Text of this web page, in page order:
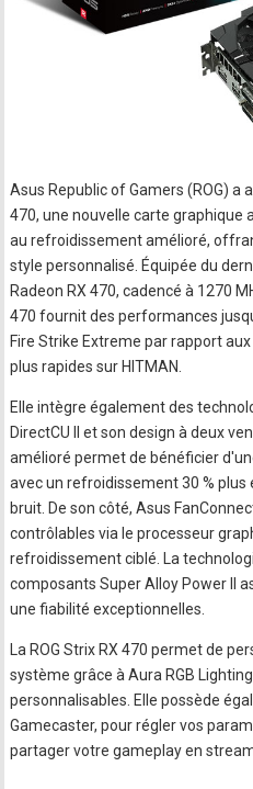
Asus Republic of Gamers (ROG) a
470, une nouvelle carte
au refroidissement amélioré,
style personnalisé. Équipée du
Radeon RX 470, cadencé à 1270
470 fournit des performances
Fire Strike Extreme par rapport
plus rapides sur HITMAN.
Elle intègre également des
DirectCU II et son design à deux
amélioré permet de bénéficier
avec un refroidissement 30 %
bruit. De son côté, Asus
contrôlables via le processeur
refroidissement ciblé. La
composants Super Alloy Power II
une fiabilité exceptionnelles.
La ROG Strix RX 470 permet de
système grâce à Aura RGB
personnalisables. Elle possède
Gamecaster, pour régler vos
partager votre gameplay en